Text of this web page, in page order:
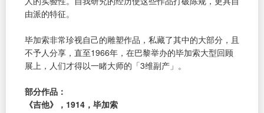
由派的特征。
毕加索非常珍视自己的雕塑作品，私藏了其中的大部分，且
不予人分享，直至1966年，在巴黎举办的毕加索大型回顾
展上，人们才得以一睹大师的「3维副产」。
部分作品：
《吉他》，1914，毕加索